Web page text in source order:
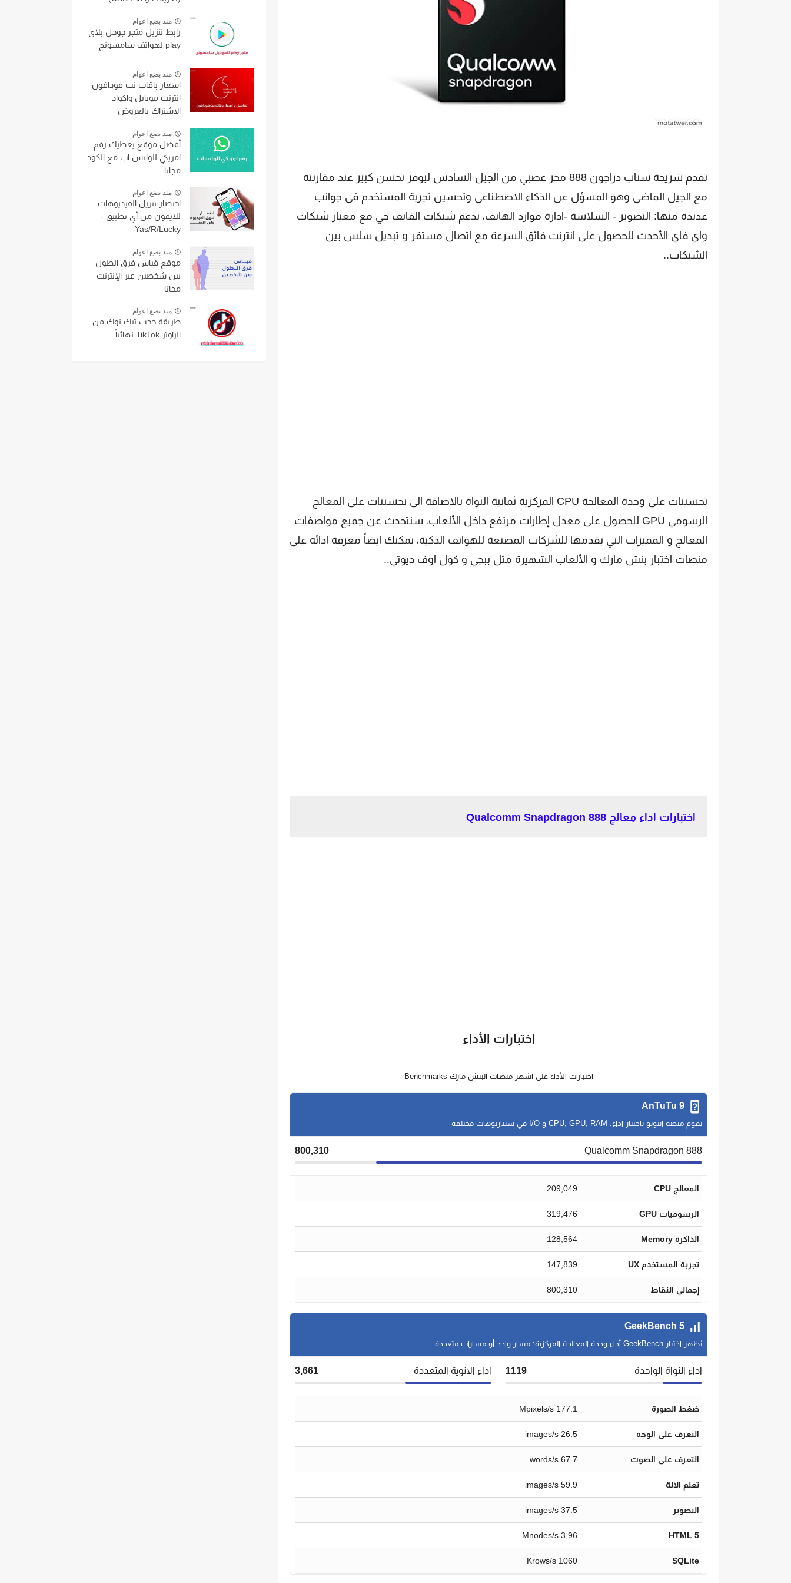
تقدم شريحة سناب دراجون 888 محر عصبي من الجيل السادس ليوفر تحسن كبير عند مقارنته
مع الجيل الماضي وهو المسؤل عن الذكاء الاصطناعي وتحسين تجربة المستخدم في جوانب
عديدة منها: التصوير - السلاسة -ادارة موارد الهاتف، يدعم شبكات الفايف جي مع معيار شبكات
واي فاي الأحدث للحصول على انترنت فائق السرعة مع اتصال مستقر و تبديل سلس بين
الشبكات..
تحسينات على وحدة المعالجة CPU المركزية ثمانية النواة بالاضافة الى تحسينات على المعالج
الرسومي GPU للحصول على معدل إطارات مرتفع داخل الألعاب، سنتحدث عن جميع مواصفات
المعالج و المميزات التي يقدمها للشركات المصنعة للهواتف الذكية، يمكنك ايضاً معرفة ادائه على
منصات اختبار بنش مارك و الألعاب الشهيرة مثل ببجي و كول اوف ديوتي..
اختبارات اداء معالج Qualcomm Snapdragon 888
اختبارات الأداء
اختبارات الأداء على اشهر منصات البنش مارك Benchmarks
AnTuTu 9
تقوم منصة انتوتو باختبار اداء: CPU, GPU, RAM و I/O في سيناريوهات مختلفة
Qualcomm Snapdragon 888
800,310
المعالج CPU 209,049
الرسوميات GPU 319,476
الذاكرة Memory 128,564
تجربة المستخدم UX 147,839
إجمالي النقاط 800,310
GeekBench 5
يُظهر اختبار GeekBench أداء وحدة المعالجة المركزية: مسار واحد أو مسارات متعددة.
اداء النواة الواحدة 1119 اداء الانوية المتعددة 3,661
ضغط الصورة 177.1 Mpixels/s
التعرف على الوجه 26.5 images/s
التعرف على الصوت 67.7 words/s
تعلم الالة 59.9 images/s
التصوير 37.5 images/s
HTML 5
3.96 Mnodes/s
SQLite
1060 Krows/s
منذ بضع اعوام
رابط تنزيل متجر جوجل بلاي
play لهواتف سامسونج
منذ بضع اعوام
اسعار باقات نت فودافون
انترنت موبايل واكواد
الاشتراك بالعروض
منذ بضع اعوام
أفضل موقع يعطيك رقم
امريكي للواتس اب مع الكود
مجانا
منذ بضع اعوام
اختصار تنزيل الفيديوهات
للايفون من أي تطبيق -
Yas/R/Lucky
منذ بضع اعوام
موقع قياس فرق الطول
بين شخصين عبر الإنترنت
مجانا
منذ بضع اعوام
طريقة حجب تيك توك من
الراوتر TikTok نهائياً